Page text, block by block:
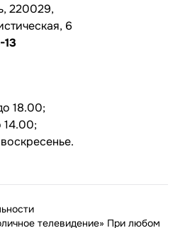
220029,
6
13
18.00;
14.00;
телевидение» При любом